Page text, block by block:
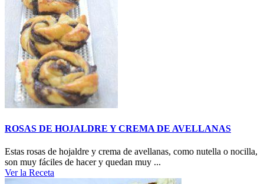
ROSAS DE HOJALDRE Y CREMA DE AVELLANAS
Estas rosas de hojaldre y crema de avellanas, como nutella o nocilla,
son muy fáciles de hacer y quedan muy ...
Ver la Receta